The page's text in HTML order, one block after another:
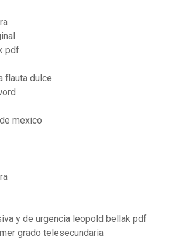
pdf
flauta dulce
mexico
y de urgencia leopold bellak pdf
grado telesecundaria